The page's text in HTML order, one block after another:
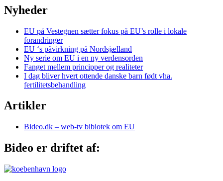
Nyheder
EU på Vestegnen sætter fokus på EU’s rolle i lokale
forandringer
EU ‘s påvirkning på Nordsjælland
Ny serie om EU i en ny verdensorden
Fanget mellem principper og realiteter
I dag bliver hvert ottende danske barn født vha.
fertilitetsbehandling
Artikler
Bideo.dk – web-tv bibiotek om EU
Bideo er driftet af: